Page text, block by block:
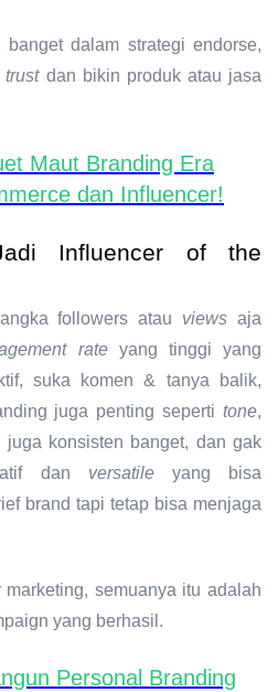
banget dalam strategi endorse,
trustdan bikin produk atau jasa
Maut Branding Era
dan Influencer!
Influencer of the
followers atau views aja
rateyang tinggi yang
suka komen & tanya balik,
juga penting sepertitone,
konsisten banget, dan gak
dan versatileyang bisa
brand tapi tetap bisa menjaga
marketing, semuanya itu adalah
yang berhasil.
Personal Branding